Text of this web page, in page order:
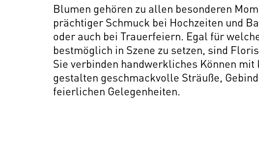
Blumen gehören zu allen besonderen
prächtiger Schmuck bei Hochzeiten und
oder auch bei Trauerfeiern. Egal für
bestmöglich in Szene zu setzen, sind
Sie verbinden handwerkliches Können
gestalten geschmackvolle Sträuße,
feierlichen Gelegenheiten.